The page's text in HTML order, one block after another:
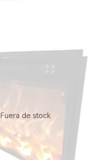
Fuera de stock